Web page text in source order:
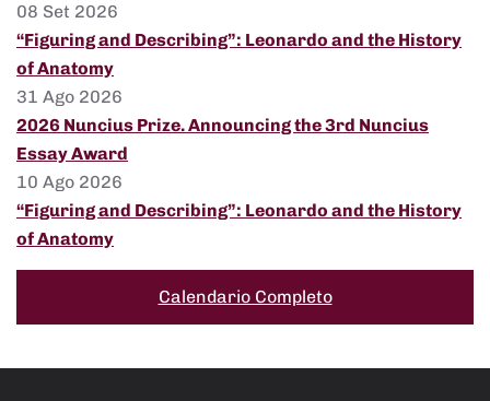
08 Set 2026
“Figuring and Describing”: Leonardo and the History
of Anatomy
31 Ago 2026
2026 Nuncius Prize. Announcing the 3rd Nuncius
Essay Award
10 Ago 2026
“Figuring and Describing”: Leonardo and the History
of Anatomy
Calendario Completo